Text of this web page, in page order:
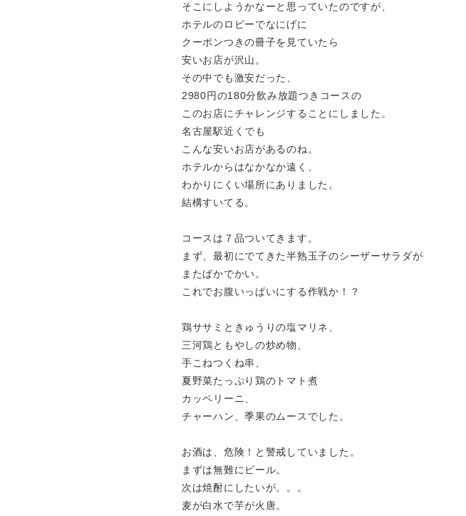
そこにしようかなーと思っていたのですが、
ホテルのロビーでなにげに
クーポンつきの冊子を見ていたら
安いお店が沢山。
その中でも激安だった、
2980円の180分飲み放題つきコースの
このお店にチャレンジすることにしました。
名古屋駅近くでも
こんな安いお店があるのね。
ホテルからはなかなか遠く、
わかりにくい場所にありました。
結構すいてる。
コースは７品ついてきます。
まず、最初にでてきた半熟玉子のシーザーサラダが
またばかでかい。
これでお腹いっぱいにする作戦か！？
鶏ササミときゅうりの塩マリネ、
三河鶏ともやしの炒め物、
手こねつくね串、
夏野菜たっぷり鶏のトマト煮
カッペリーニ、
チャーハン、季果のムースでした。
お酒は、危険！と警戒していました。
まずは無難にビール。
次は焼酎にしたいが。。。
麦が白水で芋が火唐。